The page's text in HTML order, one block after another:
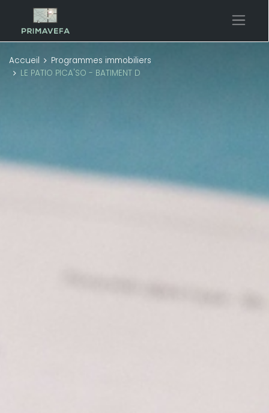
Accueil
Programmes immobiliers
LE PATIO PICA'SO - BATIMENT D